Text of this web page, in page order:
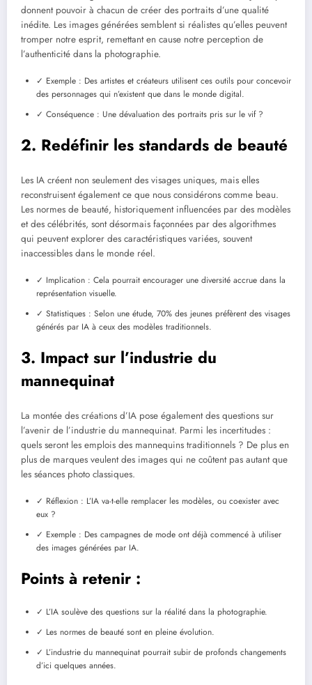
donnent pouvoir à chacun de créer des portraits d’une qualité
inédite. Les images générées semblent si réalistes qu’elles peuvent
tromper notre esprit, remettant en cause notre perception de
l’authenticité dans la photographie.
✓ Exemple : Des artistes et créateurs utilisent ces outils pour concevoir
des personnages qui n’existent que dans le monde digital.
✓ Conséquence : Une dévaluation des portraits pris sur le vif ?
2. Redéfinir les standards de beauté
Les IA créent non seulement des visages uniques, mais elles
reconstruisent également ce que nous considérons comme beau.
Les normes de beauté, historiquement influencées par des modèles
et des célébrités, sont désormais façonnées par des algorithmes
qui peuvent explorer des caractéristiques variées, souvent
inaccessibles dans le monde réel.
✓ Implication : Cela pourrait encourager une diversité accrue dans la
représentation visuelle.
✓ Statistiques : Selon une étude, 70% des jeunes préfèrent des visages
générés par IA à ceux des modèles traditionnels.
3. Impact sur l’industrie du
mannequinat
La montée des créations d’IA pose également des questions sur
l’avenir de l’industrie du mannequinat. Parmi les incertitudes :
quels seront les emplois des mannequins traditionnels ? De plus en
plus de marques veulent des images qui ne coûtent pas autant que
les séances photo classiques.
✓ Réflexion : L’IA va-t-elle remplacer les modèles, ou coexister avec
eux ?
✓ Exemple : Des campagnes de mode ont déjà commencé à utiliser
des images générées par IA.
Points à retenir :
✓ L’IA soulève des questions sur la réalité dans la photographie.
✓ Les normes de beauté sont en pleine évolution.
✓ L’industrie du mannequinat pourrait subir de profonds changements
d’ici quelques années.